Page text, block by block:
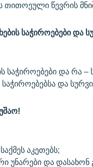
თითოეული წევრის
საჭიროებები და
საჭიროებები და რა –
საჭიროებებსა და
აკეთებს;
უნარები და დასახონ